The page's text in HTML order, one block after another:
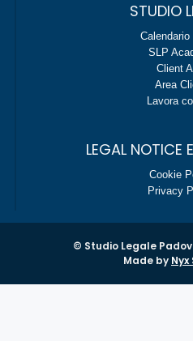
STUDIO
Calendario
SLP
Client
Area
Lavora
LEGAL NOTICE
Cookie
Privacy
© Studio Legale
Made by